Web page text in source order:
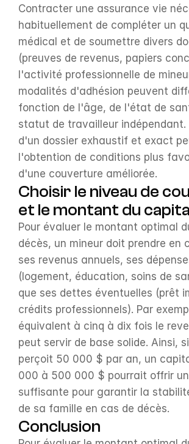
Contracter une assurance vie
habituellement de compléter un
médical et de soumettre divers
(preuves de revenus, papiers
l'activité professionnelle de
modalités d'adhésion peuvent
fonction de l'âge, de l'état de
statut de travailleur indépendant.
d'un dossier exhaustif et exact
l'obtention de conditions plus
d'une couverture améliorée.
Choisir le niveau de
et le montant du
Pour évaluer le montant optimal
décès, un mineur doit prendre en
ses revenus annuels, ses
(logement, éducation, soins de
que ses dettes éventuelles (prêt
crédits professionnels). Par
équivalent à cinq à dix fois le
peut servir de base solide. Ainsi,
perçoit 50 000 $ par an, un
000 à 500 000 $ pourrait offrir
suffisante pour garantir la
de sa famille en cas de décès.
Conclusion